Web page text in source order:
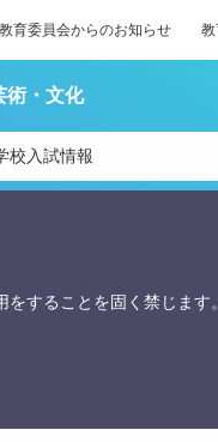
教育委員会からのお知らせ 教
術・文化
校入試情報
することを固く禁じます。